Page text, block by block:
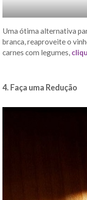
Uma ótima alternativa
branca, reaproveite o
carnes com legumes,
4. Faça uma Redução